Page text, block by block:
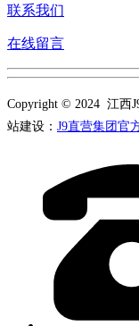
联系我们
在线留言
Copyright © 2024 江西
站建设： J9直营集团官